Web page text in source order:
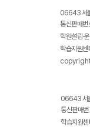
06643 서
통신판매
학원설립·
학습지원
06643 서
통신판매
학습지원